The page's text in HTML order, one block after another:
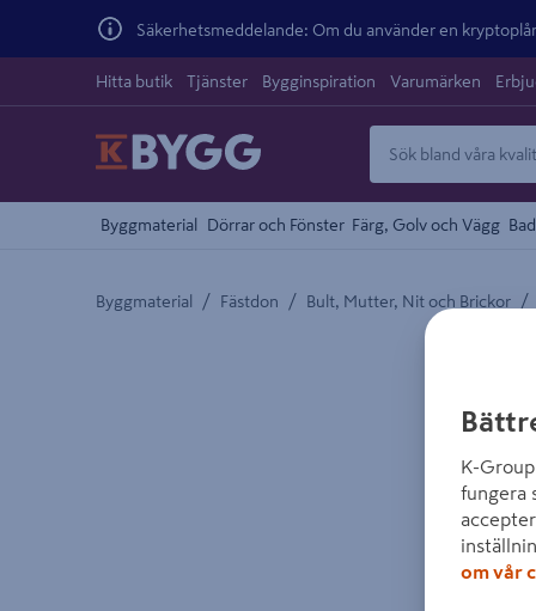
Säkerhetsmeddelande: Om du använder en
Hitta butik Tjänster Bygginspiration Varumärken
Byggmaterial Dörrar och Fönster Färg, Golv och Vägg
Byggmaterial / Fästdon / Bult, Mutter, Nit och Brickor /
K-
fungera
om vår